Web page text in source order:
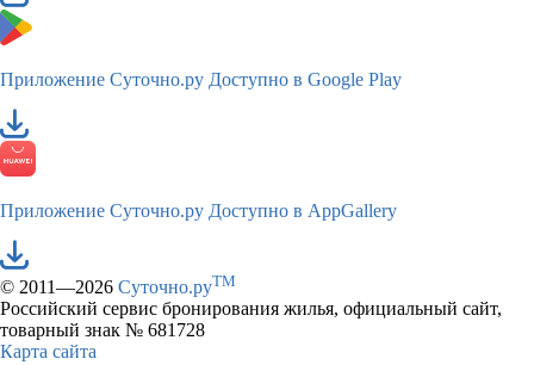
Приложение Суточно.ру Доступно в Google Play
Приложение Суточно.ру Доступно в AppGallery
© 2011—2026 Суточно.руTM
Российский сервис бронирования жилья, официальный сайт,
товарный знак № 681728
Карта сайта